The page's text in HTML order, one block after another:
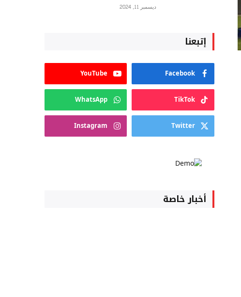
ديسمبر 11, 2024
إتبعنا
Facebook
YouTube
TikTok
WhatsApp
Twitter
Instagram
أخبار خاصة